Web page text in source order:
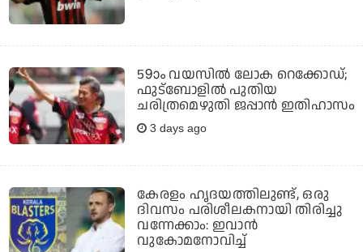
59ാം വയസില്‍ ലോക റെക്കോഡ്;
ഫുട്‌ബോളില്‍ പുതിയ
ചരിത്രമെഴുതി ജപ്പാന്‍ ഇതിഹാസം
3 days ago
കേരളം ഹൃദയത്തിലുണ്ട്, ഒരു
ദിവസം പരിശീലകനായി തിരിച്ചു
വന്നേക്കാം: ഇവാന്‍
വുകോമനോവിച്ച്